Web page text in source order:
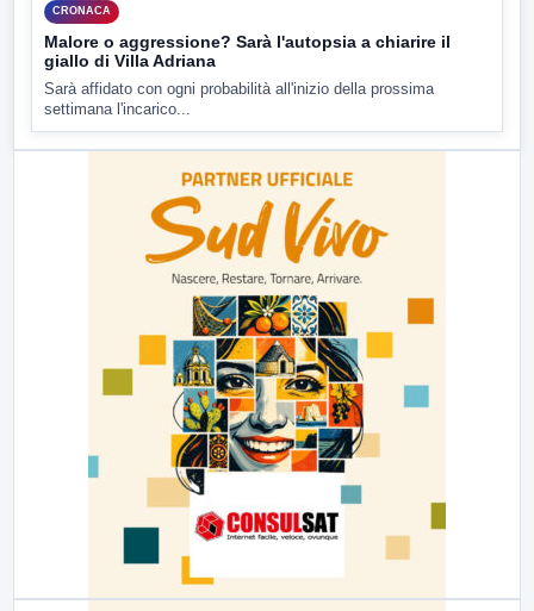
CRONACA
Malore o aggressione? Sarà l'autopsia a chiarire il
giallo di Villa Adriana
Sarà affidato con ogni probabilità all'inizio della prossima
settimana l'incarico...